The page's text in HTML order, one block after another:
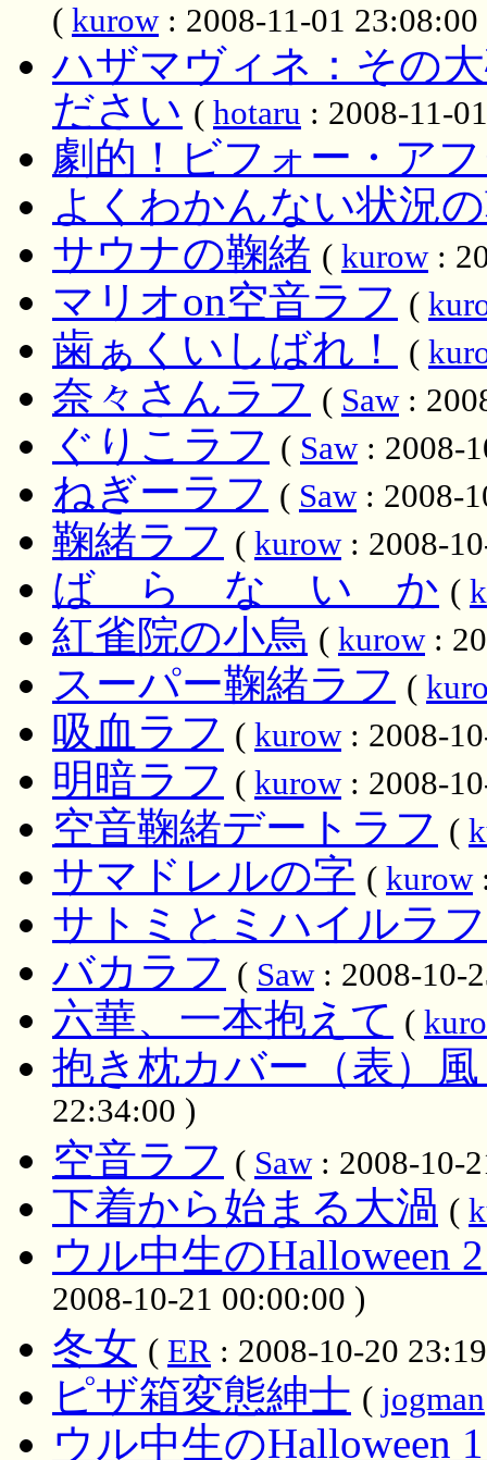
( kurow: 2008-11-01 23:08:00
ハザマヴィネ：その
ださい ( hotaru : 2008-11-
劇的！ビフォー・ア
よくわかんない状況
サウナの鞠緒 ( kurow:
マリオon空音ラフ (
歯ぁくいしばれ！ (
奈々さんラフ ( Saw:
ぐりこラフ ( Saw: 2008-
ねぎーラフ ( Saw: 2008-
鞠緒ラフ ( kurow: 2008-
ば ら な い か (
紅雀院の小烏 ( kurow:
スーパー鞠緒ラフ (
吸血ラフ ( kurow: 2008-
明暗ラフ ( kurow: 2008-
空音鞠緒デートラフ (
サマドレルの字 ( kurow
サトミとミハイルラフ
バカラフ ( Saw: 2008-10-
六華、一本抱えて (
抱き枕カバー（表）
22:34:00 )
空音ラフ ( Saw: 2008-10-
下着から始まる大渦 (
ウル中生の
2008-10-21 00:00:00 )
冬女 ( ER : 2008-10-20
ピザ箱変態紳士 ( jogman
ウル中生の